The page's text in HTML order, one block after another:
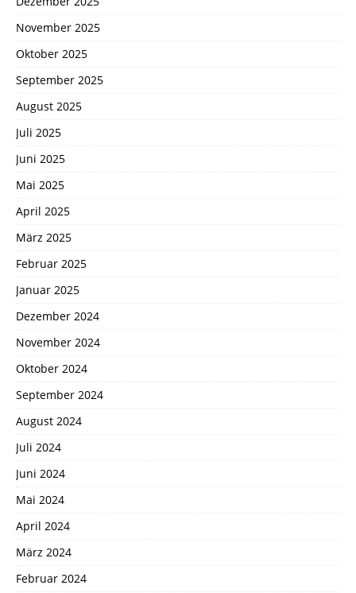
November 2025
Oktober 2025
September 2025
August 2025
Juli 2025
Juni 2025
Mai 2025
April 2025
März 2025
Februar 2025
Januar 2025
Dezember 2024
November 2024
Oktober 2024
September 2024
August 2024
Juli 2024
Juni 2024
Mai 2024
April 2024
März 2024
Februar 2024